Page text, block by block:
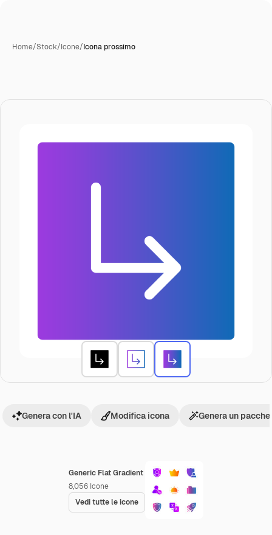
Home/Stock/Icone/Icona prossimo
Generic Flat Gradient
8,056 Icone
Vedi tutte le icone
Genera con l'IA Modifica icona Genera un